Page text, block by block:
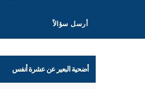
أرسل سؤالاً
أضحية البعير عن عشرة أنفس